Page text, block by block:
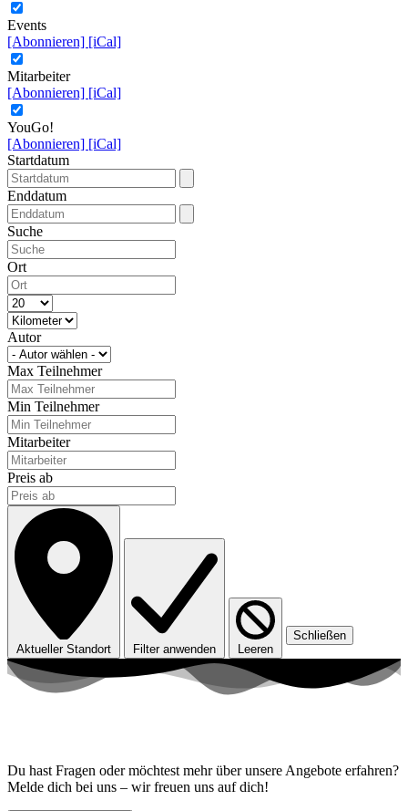
Events
[Abonnieren] [iCal]
Mitarbeiter
[Abonnieren] [iCal]
YouGo!
[Abonnieren] [iCal]
Startdatum
Enddatum
Suche
Ort
Autor
Max Teilnehmer
Min Teilnehmer
Mitarbeiter
Preis ab
Aktueller Standort Filter anwenden Leeren
Schließen
Du hast Fragen oder möchtest mehr über unsere Angebote erfahren?
Melde dich bei uns – wir freuen uns auf dich!